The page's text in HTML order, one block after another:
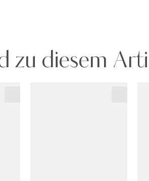
zu diesem